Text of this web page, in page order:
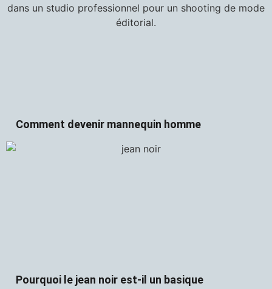
Comment devenir mannequin homme
Pourquoi le jean noir est-il un basique